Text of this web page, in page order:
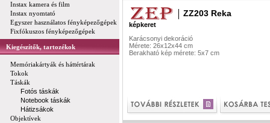
Instax kamera és film
Instax nyomtató
Egyszer használatos fényképezőgépek
Fixfókuszos fényképezőgépek
Kiegészítők, tartozékok
Memóriakártyák és háttértárak
Tokok
Táskák
Fotós táskák
Notebook táskák
Hátizsákok
Objektívek
ZZ203 Reka
képkeret
Karácsonyi dekoráció
Mérete: 26x12x44 cm
Berakható kép mérete: 5x7 cm